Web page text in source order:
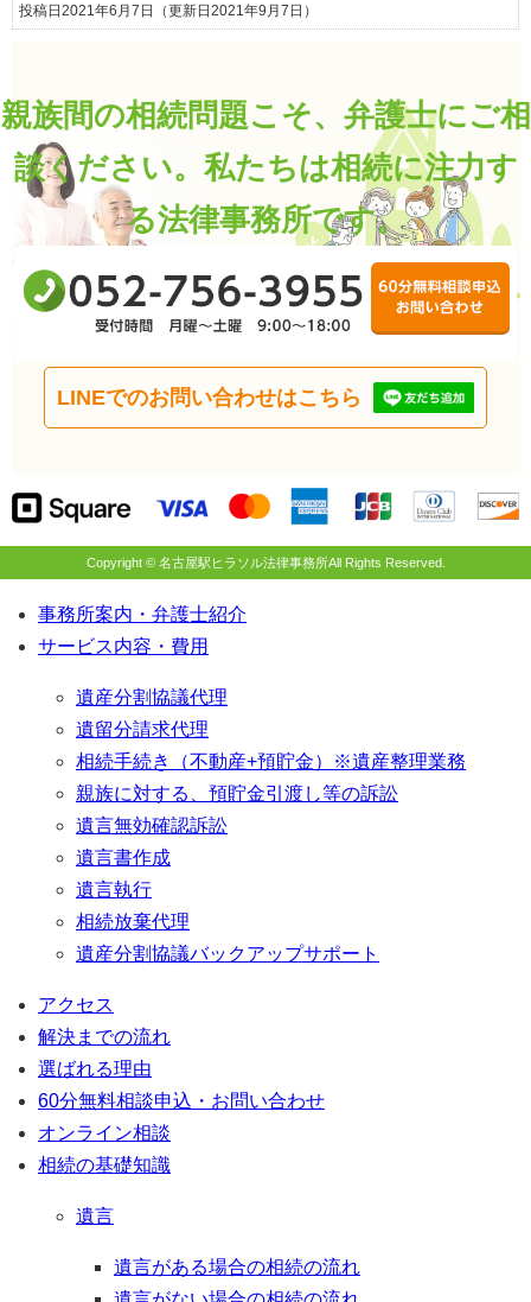
投稿日2021年6月7日 （更新日2021年9月7日）
親族間の相続問題こそ、弁護士にご相
談ください。私たちは相続に注力す
る法律事務所です。
LINEでのお問い合わせはこちら
Copyright © 名古屋駅ヒラソル法律事務所All Rights Reserved.
事務所案内・弁護士紹介
サービス内容・費用
遺産分割協議代理
遺留分請求代理
相続手続き（不動産+預貯金）※遺産整理業務
親族に対する、預貯金引渡し等の訴訟
遺言無効確認訴訟
遺言書作成
遺言執行
相続放棄代理
遺産分割協議バックアップサポート
アクセス
解決までの流れ
選ばれる理由
60分無料相談申込・お問い合わせ
オンライン相談
相続の基礎知識
遺言
遺言がある場合の相続の流れ